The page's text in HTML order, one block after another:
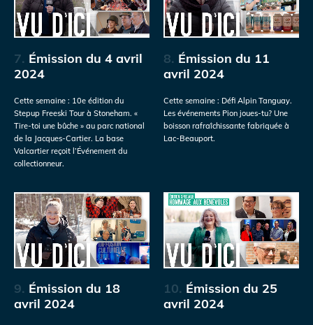
7. Émission du 4 avril
2024
Cette semaine : 10e édition du
Stepup Freeski Tour à Stoneham. «
Tire-toi une bûche » au parc national
de la Jacques-Cartier. La base
Valcartier reçoit l’Événement du
collectionneur.
8. Émission du 11
avril 2024
Cette semaine : Défi Alpin Tanguay.
Les événements Pion joues-tu? Une
boisson rafraîchissante fabriquée à
Lac-Beauport.
9. Émission du 18
avril 2024
10. Émission du 25
avril 2024